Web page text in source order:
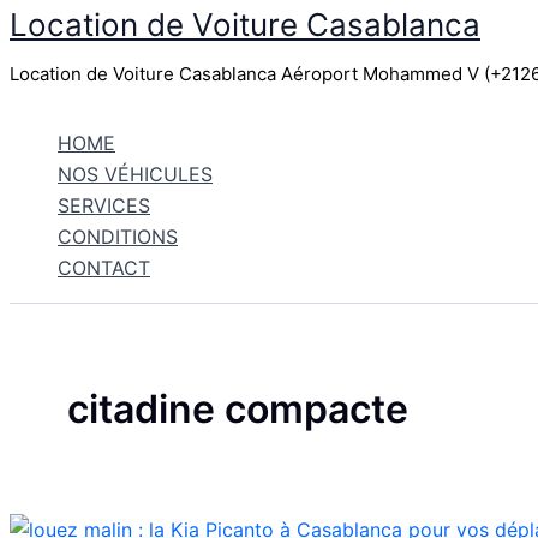
Aller
contenu
Location de Voiture Casablanca
Location de Voiture Casablanca Aéroport Mohammed V
HOME
NOS VÉHICULES
SERVICES
CONDITIONS
CONTACT
citadine compacte